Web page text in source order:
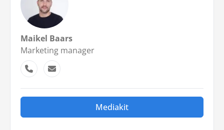
Maikel Baars
Marketing manager
Mediakit